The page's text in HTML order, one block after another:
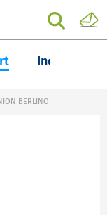
Inchieste
BERLINO